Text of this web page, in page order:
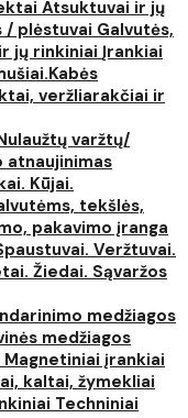
Atsuktuvai ir jų
/ plėstuvai Galvutės,
jų rinkiniai Įrankiai
veržliarakčiai ir
varžtų/
atnaujinimas
Kūjai.
tekšlės,
pakavimo įranga
Veržtuvai.
Žiedai. Sąvaržos
medžiagos
medžiagos
Magnetiniai įrankiai
kaltai, žymekliai
Techniniai